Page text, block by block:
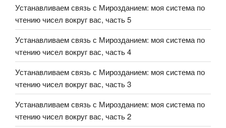
Устанавливаем связь с Мирозданием: моя система по
чтению чисел вокруг вас, часть 5
Устанавливаем связь с Мирозданием: моя система по
чтению чисел вокруг вас, часть 4
Устанавливаем связь с Мирозданием: моя система по
чтению чисел вокруг вас, часть 3
Устанавливаем связь с Мирозданием: моя система по
чтению чисел вокруг вас, часть 2